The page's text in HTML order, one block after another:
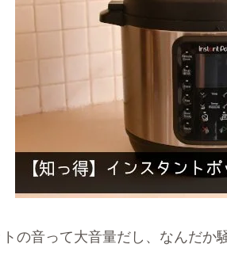
の音って大音量だし、なんだか